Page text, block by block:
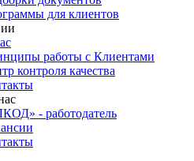
для клиентов
работы с Клиентами
контроля качества
- работодатель